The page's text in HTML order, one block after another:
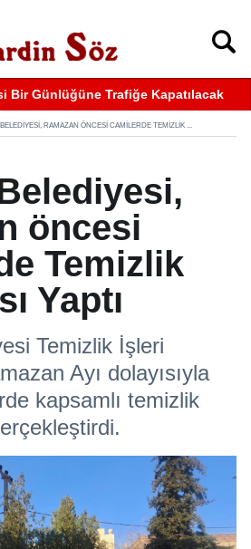
kavga can aldı
RAMAZAN ÖNCESI CAMILERDE TEMIZLIK ...
öncesi
Temizlik
Yaptı
Temizlik İşleri
Ayı dolayısıyla
kapsamlı temizlik